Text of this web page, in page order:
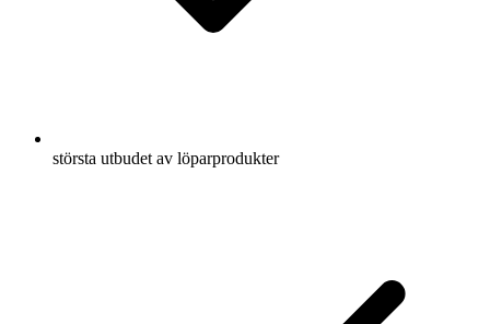
största utbudet av löparprodukter